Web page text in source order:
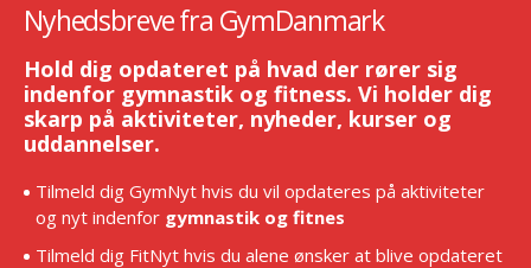
Nyhedsbreve fra GymDanmark
Hold dig opdateret på hvad der rører sig
indenfor gymnastik og fitness. Vi holder dig
skarp på aktiviteter, nyheder, kurser og
uddannelser.
Tilmeld dig GymNyt hvis du vil opdateres på aktiviteter
og nyt indenfor gymnastik og fitnes
Tilmeld dig FitNyt hvis du alene ønsker at blive opdateret